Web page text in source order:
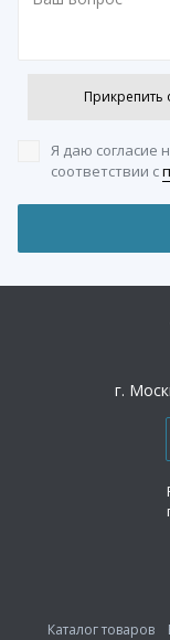
Прикрепить
Я даю согласие
соответствии с
г.
Каталог товаров